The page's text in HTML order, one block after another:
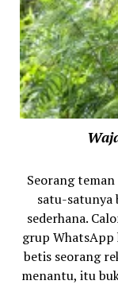
Seorang
satu-satunya
sederhana.
grup WhatsApp
betis seorang
menantu, itu